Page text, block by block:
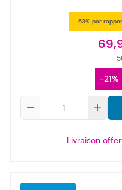
- 63% par
-21%
Livraison